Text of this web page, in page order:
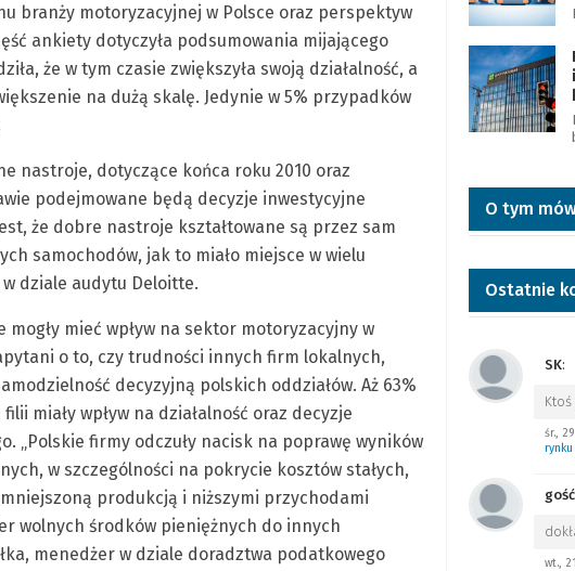
branży motoryzacyjnej w Polsce oraz perspektyw
ankiety dotyczyła podsumowania mijającego
że w tym czasie zwiększyła swoją działalność, a
na dużą skalę. Jedynie w 5% przypadków
nastroje, dotyczące końca roku 2010 oraz
podejmowane będą decyzje inwestycyjne
że dobre nastroje kształtowane są przez sam
samochodów, jak to miało miejsce w wielu
dziale audytu Deloitte.
mieć wpływ na sektor motoryzacyjny w
o to, czy trudności innych firm lokalnych,
decyzyjną polskich oddziałów. Aż 63%
miały wpływ na działalność oraz decyzje
„Polskie firmy odczuły nacisk na poprawę wyników
w szczególności na pokrycie kosztów stałych,
produkcją i niższymi przychodami
wolnych środków pieniężnych do innych
menedżer w dziale doradztwa podatkowego
O tym
Ostatnie
SK:
śr.,
gość
wt.,